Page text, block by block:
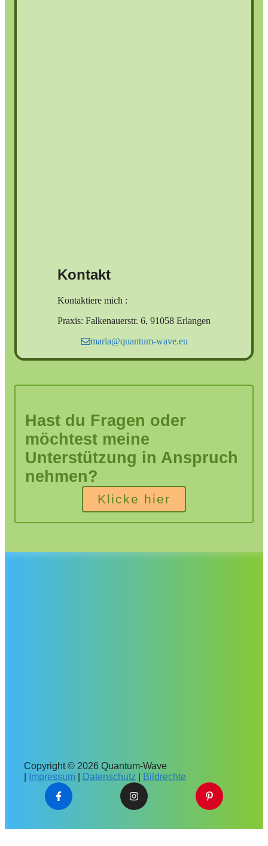
Kontakt
Kontaktiere mich :
Praxis: Falkenauerstr. 6, 91058 Erlangen
maria@quantum-wave.eu
Hast du Fragen oder
möchtest meine
Unterstützung in Anspruch
nehmen?
Klicke hier
Copyright © 2026 Quantum-Wave
Impressum Datenschutz Bildrechte